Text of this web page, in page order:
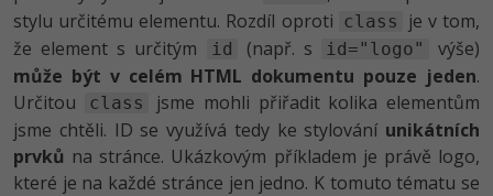
stylu určitému elementu. Rozdíl oproti class
je v tom,
že element s určitým
id (např. s id="logo"
výše)
může být v celém HTML dokumentu pouze jeden.
Určitou
class
jsme mohli přiřadit kolika elementům
jsme chtěli. ID se využívá tedy ke stylování unikátních
prvků na stránce. Ukázkovým příkladem je právě logo,
které je na každé stránce jen jedno. K tomuto tématu se